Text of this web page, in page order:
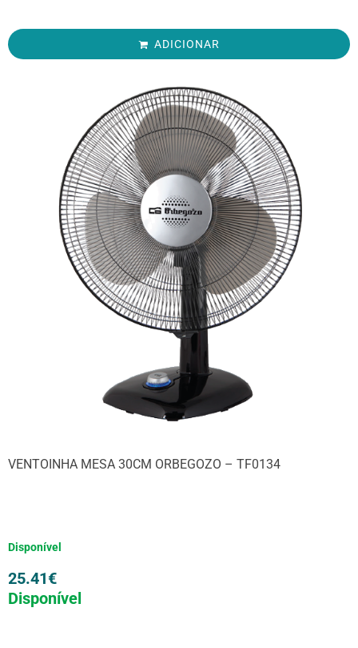
ADICIONAR
VENTOINHA MESA 30CM ORBEGOZO – TF0134
Disponível
25.41€
Disponível